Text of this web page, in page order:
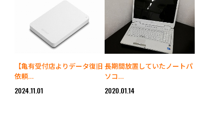
【亀有受付店よりデータ復旧
依頼...
2024.11.01
長期間放置していたノートパ
ソコ...
2020.01.14